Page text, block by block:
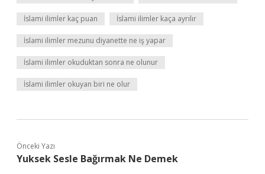
İslami ilimler kaç puan İslami ilimler kaça ayrılır
İslami ilimler mezunu diyanette ne iş yapar
İslami ilimler okuduktan sonra ne olunur
İslami ilimler okuyan biri ne olur
Önceki Yazı
Yuksek Sesle Bağırmak Ne Demek